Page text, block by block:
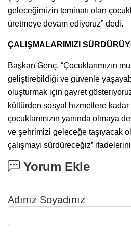
geleceğimizin teminatı olan
üretmeye devam ediyoruz” dedi.
ÇALIŞMALARIMIZI
Başkan Genç, “Çocuklarımızın
geliştirebildiği ve güvenle
oluşturmak için gayret
kültürden sosyal hizmetlere
çocuklarımızın yanında olmaya
ve şehrimizi geleceğe taşıyacak
çalışmayı sürdüreceğiz”
Yorum Ekle
Adınız Soyadınız